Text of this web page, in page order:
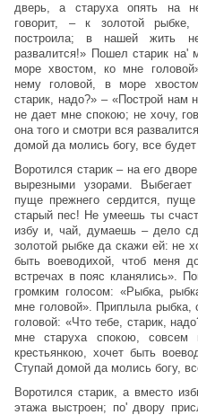
дверь, а старуха опять на
говорит, – к золотой
построила; в нашей жить
развалится!» Пошел старик
море хвостом, ко мне
нему головой, в море
старик, надо?» – «Построй нам
не дает мне спокою; не хочу,
она того и смотри вся
домой да молись богу, все
Воротился старик – на его
вырезными узорами.
пуще прежнего сердится,
старый пес! Не умеешь ты
избу и, чай, думаешь – дело
золотой рыбке да скажи ей: не
быть воеводихой, чтоб меня
встречах в пояс кланялись».
громким голосом: «Рыбка,
мне головой». Приплыла рыбка,
головой: «Что тебе, старик,
мне старуха спокою, совсем
крестьянкою, хочет быть
Ступай домой да молись богу,
Воротился старик, а вместо
этажа выстроен; по' двору